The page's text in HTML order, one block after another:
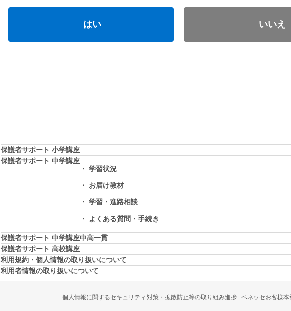
はい いいえ
保護者サポート 小学講座
保護者サポート 中学講座
学習状況
お届け教材
学習・進路相談
よくある質問・手続き
保護者サポート 中学講座中高一貫
保護者サポート 高校講座
利用規約・個人情報の取り扱いについて
利用者情報の取り扱いについて
個人情報に関するセキュリティ対策・拡散防止等の取り組み進捗 : ベネッセお客様本